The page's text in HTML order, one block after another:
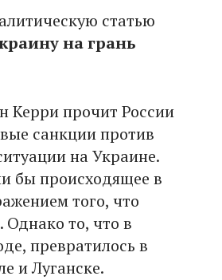
статью
на грань
Керри прочит России
санкции против
на Украине.
бы происходящее в
того, что
Однако то, что в
превратилось в
и Луганске.